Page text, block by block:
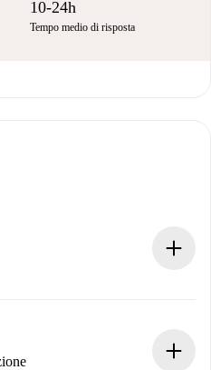
10-24h
Tempo medio di risposta
in anticipo.